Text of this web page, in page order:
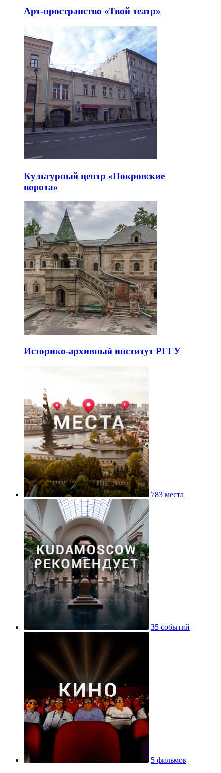
Арт-пространство «Твой театр»
Культурный центр «Покровские
ворота»
Историко-архивный институт РГГУ
783 места
35 событий
5 фильмов